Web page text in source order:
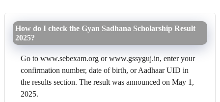
How do I check the Gyan Sadhana Scholarship Result
2025?
Go to www.sebexam.org or www.gssyguj.in, enter your
confirmation number, date of birth, or Aadhaar UID in
the results section. The result was announced on May 1,
2025.